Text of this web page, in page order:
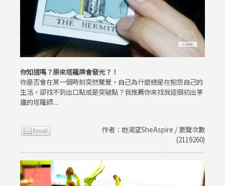
你知道嗎？原來塔羅牌會發光？！
你是否會在某一個時刻突然驚覺，自己為什麼總是在抱怨自己的
生活，卻找不到出口點或是突破點？我推薦你來找我這個初出茅
廬的塔羅師....
作者：她渴望SheAspire / 瀏覽次數
(2119260)